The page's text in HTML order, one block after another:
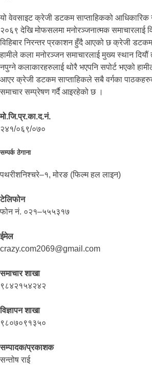
यो वेवसाइट क्रेजी डटकम साप्ताहिकको आधिकारिक
२०६९ देखि मोफसलमा मनोरञ्जनात्मक समाचारलाई
विहिबार निरन्तर प्रकाशन हुँदै आएको छ क्रेजी
हामीले कला मनोरञ्जन समाचारलाई मुख्य स्थान
नपुग्ने कलाकारहरुलाई थोरै भएपनि सपोर्ट भएको
आएर क्रेजी डटकम साप्ताहिकले सबै वर्गका
समाचार सम्प्रेषण गर्दै आइरहेको छ ।
मो.जि.प्र.का.द.नं.
२४१/०६९/०७०
सम्पर्क ठेगाना
पथरीशनिश्चरे–१, मोरङ (फिल्म हल लाइन)
टेलिफोन
फोन नं. ०२१–५५५३१७
ईमेल
crazy.com2069@gmail.com
समाचार शाखा
९८४२१५४२४२
विज्ञापन शाखा
९८०७०९१३५०
सम्पादक/प्रकाशक
सन्तोष राई